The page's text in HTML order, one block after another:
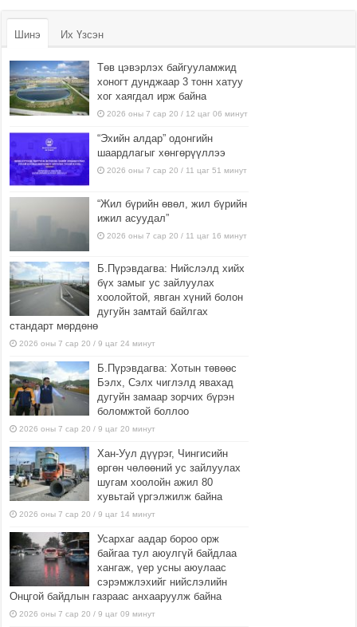
Шинэ Их Үзсэн
Төв цэвэрлэх байгууламжид
хоногт дунджаар 3 тонн хатуу
хог хаягдал ирж байна
2026 оны 7 сар 20 / 12 цаг 06 минут
“Эхийн алдар” одонгийн
шаардлагыг хөнгөрүүллээ
2026 оны 7 сар 20 / 11 цаг 51 минут
“Жил бүрийн өвөл, жил бүрийн
ижил асуудал”
2026 оны 7 сар 20 / 11 цаг 16 минут
Б.Пүрэвдагва: Нийслэлд хийх
бүх замыг ус зайлуулах
хоолойтой, явган хүний болон
дугуйн замтай байлгах
стандарт мөрдөнө
2026 оны 7 сар 20 / 9 цаг 24 минут
Б.Пүрэвдагва: Хотын төвөөс
Бэлх, Сэлх чиглэлд явахад
дугуйн замаар зорчих бүрэн
боломжтой боллоо
2026 оны 7 сар 20 / 9 цаг 20 минут
Хан-Уул дүүрэг, Чингисийн
өргөн чөлөөний ус зайлуулах
шугам хоолойн ажил 80
хувьтай үргэлжилж байна
2026 оны 7 сар 20 / 9 цаг 14 минут
Усархаг аадар бороо орж
байгаа тул аюулгүй байдлаа
хангаж, үер усны аюулаас
сэрэмжлэхийг нийслэлийн
Онцгой байдлын газраас анхааруулж байна
2026 оны 7 сар 20 / 9 цаг 09 минут